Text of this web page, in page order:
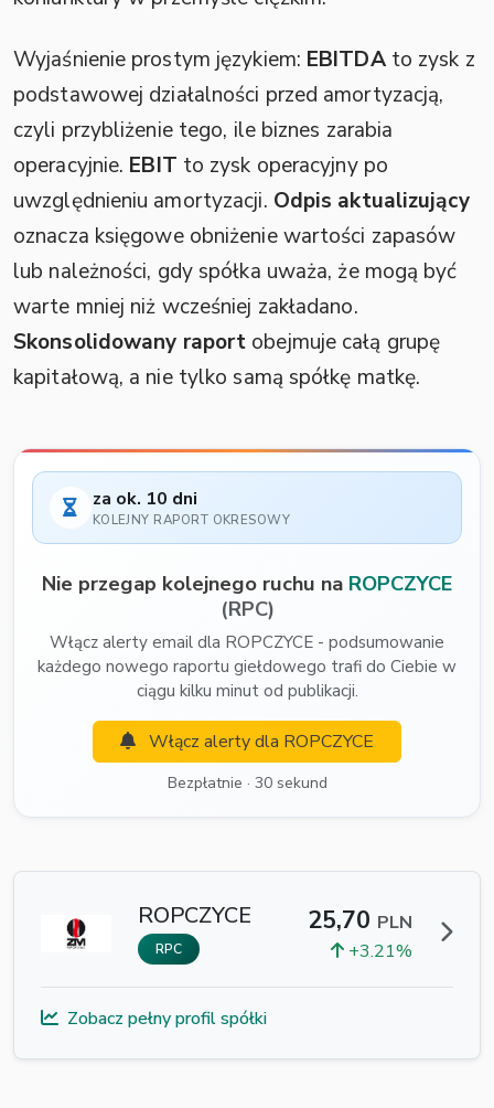
Wyjaśnienie prostym językiem: EBITDAto zysk z
podstawowej działalności przed amortyzacją,
czyli przybliżenie tego, ile biznes zarabia
operacyjnie. EBIT to zysk operacyjny po
uwzględnieniu amortyzacji. Odpis aktualizujący
oznacza księgowe obniżenie wartości zapasów
lub należności, gdy spółka uważa, że mogą być
warte mniej niż wcześniej zakładano.
Skonsolidowany raport obejmuje całą grupę
kapitałową, a nie tylko samą spółkę matkę.
za ok. 10 dni
KOLEJNY RAPORT OKRESOWY
Nie przegap kolejnego ruchu na ROPCZYCE
(RPC)
Włącz alerty email dla ROPCZYCE - podsumowanie
każdego nowego raportu giełdowego trafi do Ciebie w
ciągu kilku minut od publikacji.
Włącz alerty dla ROPCZYCE
Bezpłatnie · 30 sekund
ROPCZYCE
RPC
25,70 PLN
+3.21%
Zobacz pełny profil spółki